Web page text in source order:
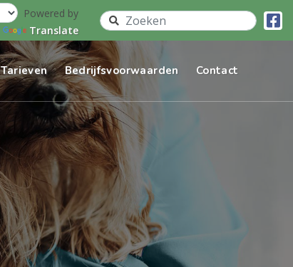
Powered by
Translate
Tarieven Bedrijfsvoorwaarden Contact